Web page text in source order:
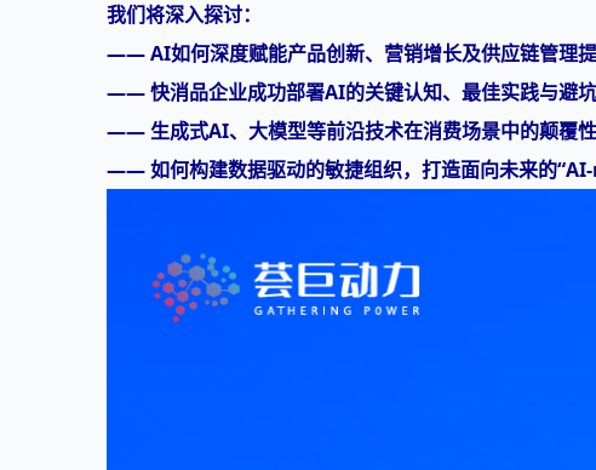
我们将深入探讨：
—— AI如何深度赋能产品创新、营销增长及供应链管理提
—— 快消品企业成功部署AI的关键认知、最佳实践与避坑
—— 生成式AI、大模型等前沿技术在消费场景中的颠覆性
—— 如何构建数据驱动的敏捷组织，打造面向未来的“AI-